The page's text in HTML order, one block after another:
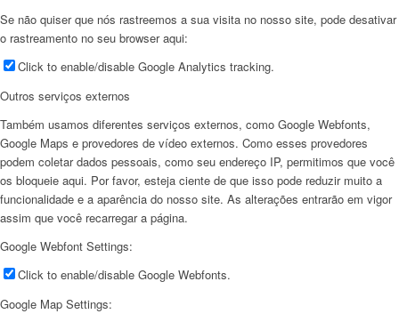
Se não quiser que nós rastreemos a sua visita no nosso site, pode desativar
o rastreamento no seu browser aqui:
Click to enable/disable Google Analytics tracking.
Outros serviços externos
Também usamos diferentes serviços externos, como Google Webfonts,
Google Maps e provedores de vídeo externos. Como esses provedores
podem coletar dados pessoais, como seu endereço IP, permitimos que você
os bloqueie aqui. Por favor, esteja ciente de que isso pode reduzir muito a
funcionalidade e a aparência do nosso site. As alterações entrarão em vigor
assim que você recarregar a página.
Google Webfont Settings:
Click to enable/disable Google Webfonts.
Google Map Settings: